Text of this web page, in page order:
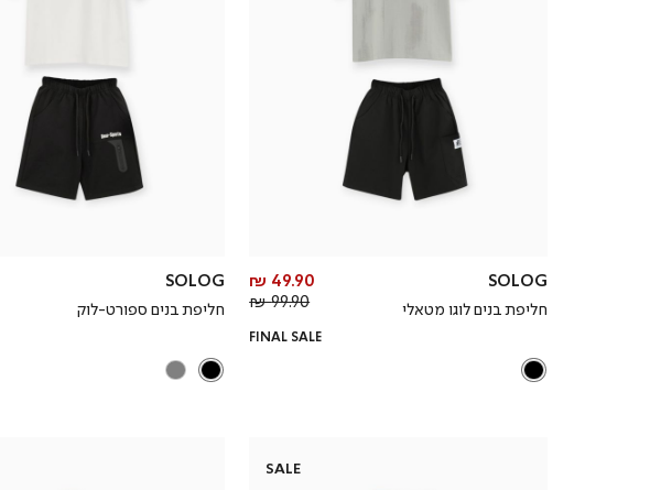
SOLOG
חליפת בנים לוגו מטאלי
מחיר
מוצר
49.90 ₪
מחיר
99.90 ₪
FINAL SALE
SOLOG
חליפת בנים ספורט-לוק
SALE